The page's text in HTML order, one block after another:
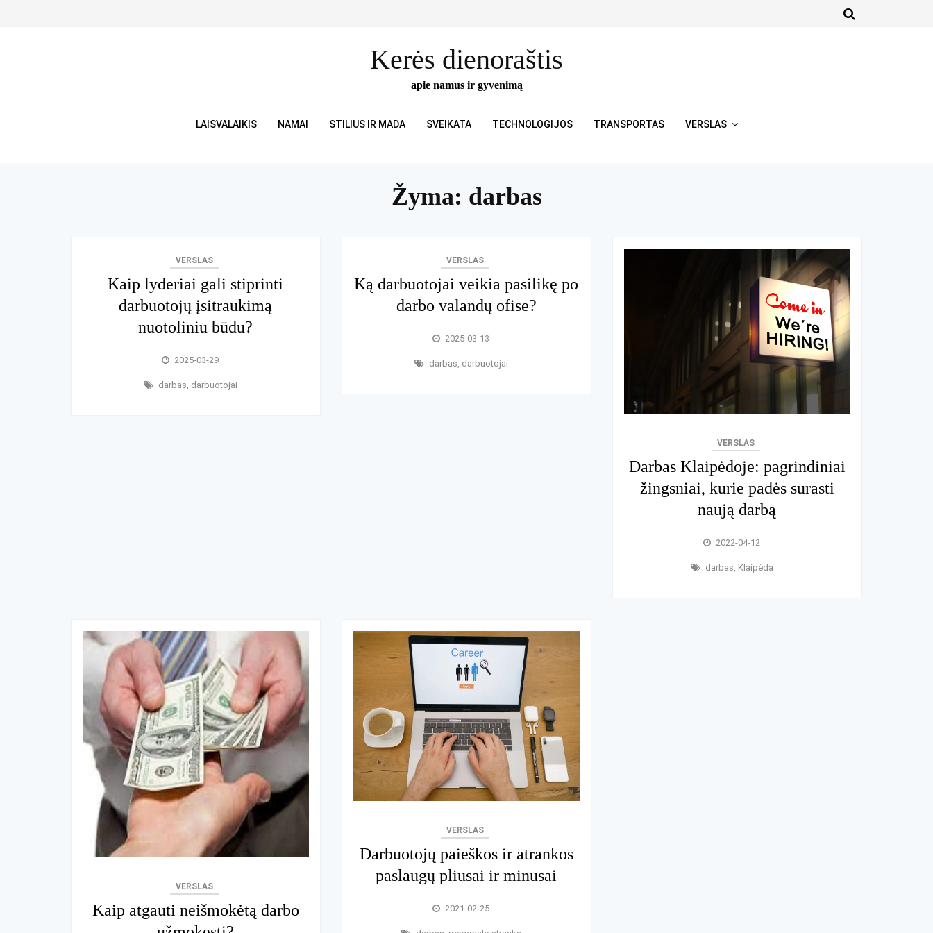
Kerės dienoraštis
apie namus ir gyvenimą
LAISVALAIKIS NAMAI STILIUS IR MADA SVEIKATA TECHNOLOGIJOS TRANSPORTAS VERSLAS
Žyma: darbas
VERSLAS
Kaip lyderiai gali stiprinti
darbuotojų įsitraukimą
nuotoliniu būdu?
2025-03-29
darbas darbuotojai
VERSLAS
Ką darbuotojai veikia pasilikę po
darbo valandų ofise?
2025-03-13
darbas darbuotojai
VERSLAS
Darbas Klaipėdoje: pagrindiniai
žingsniai, kurie padės surasti
naują darbą
2022-04-12
darbas, Klaipėda
VERSLAS
Kaip atgauti neišmokėtą darbo
VERSLAS
Darbuotojų paieškos ir atrankos
paslaugų pliusai ir minusai
2021-02-25